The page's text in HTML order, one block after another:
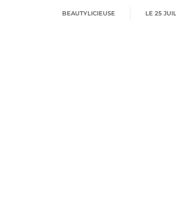
BEAUTYLICIEUSE LE 25